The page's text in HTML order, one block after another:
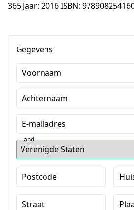
365 Jaar: 2016 ISBN:
Gegevens
Voornaam
Achternaam
E-mailadres
Land
Postcode
Straat